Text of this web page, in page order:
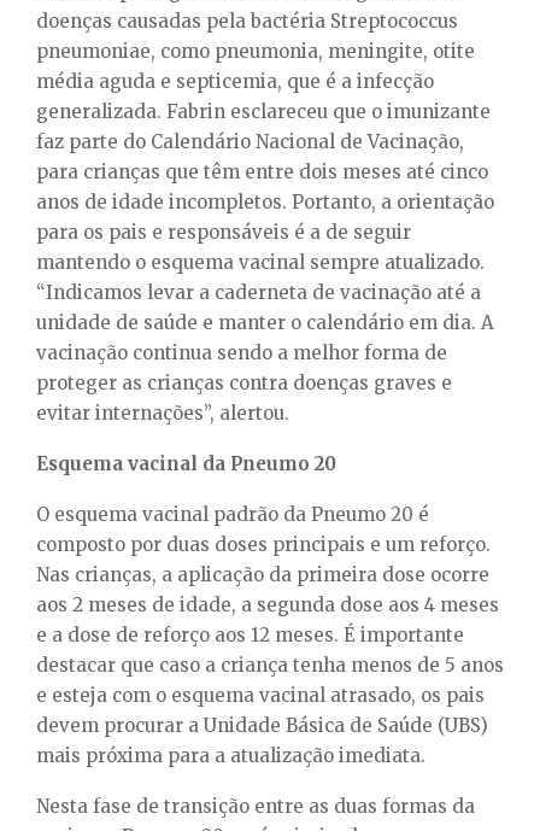
doenças causadas pela bactéria Streptococcus
pneumoniae, como pneumonia, meningite, otite
média aguda e septicemia, que é a infecção
generalizada. Fabrin esclareceu que o imunizante
faz parte do Calendário Nacional de Vacinação,
para crianças que têm entre dois meses até cinco
anos de idade incompletos. Portanto, a orientação
para os pais e responsáveis é a de seguir
mantendo o esquema vacinal sempre atualizado.
“Indicamos levar a caderneta de vacinação até a
unidade de saúde e manter o calendário em dia. A
vacinação continua sendo a melhor forma de
proteger as crianças contra doenças graves e
evitar internações”, alertou.
Esquema vacinal da Pneumo 20
O esquema vacinal padrão da Pneumo 20 é
composto por duas doses principais e um reforço.
Nas crianças, a aplicação da primeira dose ocorre
aos 2 meses de idade, a segunda dose aos 4 meses
e a dose de reforço aos 12 meses. É importante
destacar que caso a criança tenha menos de 5 anos
e esteja com o esquema vacinal atrasado, os pais
devem procurar a Unidade Básica de Saúde (UBS)
mais próxima para a atualização imediata.
Nesta fase de transição entre as duas formas da